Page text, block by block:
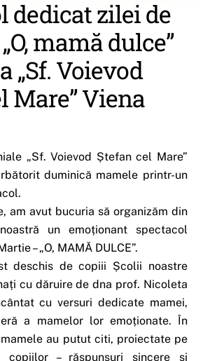
dedicat zilei de
mamă dulce”
„Sf. Voievod
Mare” Viena
„Sf. Voievod Ștefan cel Mare”
duminică mamele printr-un
am avut bucuria să organizăm din
un emoționant spectacol
– „O, MAMĂ DULCE”.
deschis de copiii Școlii noastre
cu dăruire de dna prof. Nicoleta
cu versuri dedicate mamei,
a mamelor lor emoționate. În
au putut citi, proiectate pe
copiilor – răspunsuri sincere și